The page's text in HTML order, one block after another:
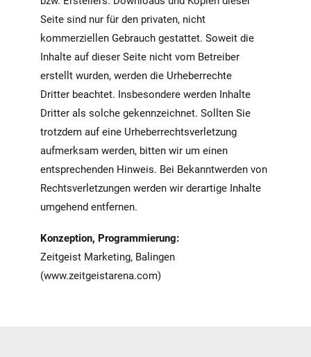
Seite sind nur für den privaten, nicht
kommerziellen Gebrauch gestattet. Soweit die
Inhalte auf dieser Seite nicht vom Betreiber
erstellt wurden, werden die Urheberrechte
Dritter beachtet. Insbesondere werden Inhalte
Dritter als solche gekennzeichnet. Sollten Sie
trotzdem auf eine Urheberrechtsverletzung
aufmerksam werden, bitten wir um einen
entsprechenden Hinweis. Bei Bekanntwerden von
Rechtsverletzungen werden wir derartige Inhalte
umgehend entfernen.
Konzeption, Programmierung:
Zeitgeist Marketing, Balingen
(www.zeitgeistarena.com)